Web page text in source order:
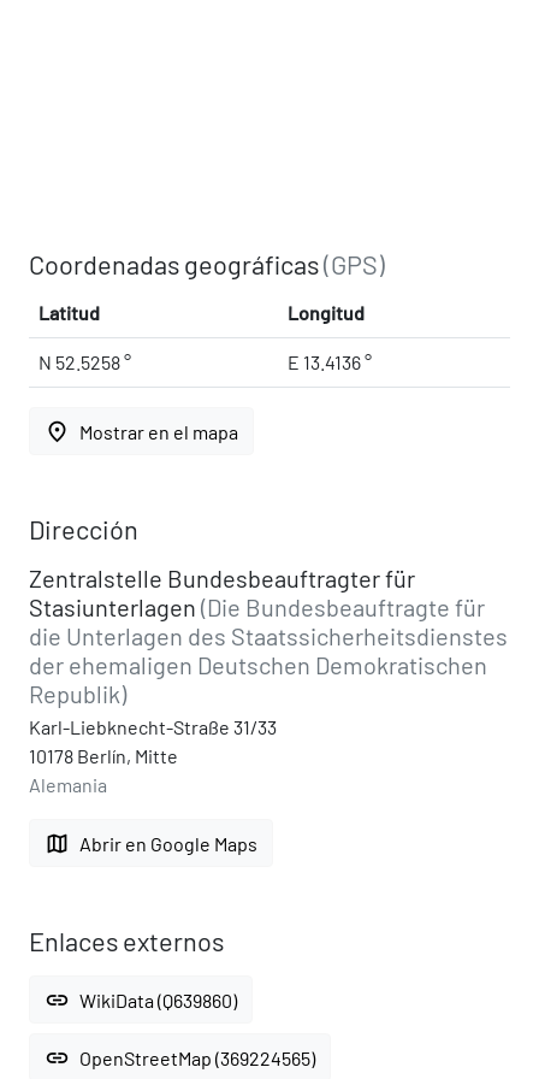
Coordenadas geográficas(GPS)
Latitud Longitud
N 52.5258 ° E 13.4136 °
place Mostrar en el mapa
Dirección
Zentralstelle Bundesbeauftragter für
Stasiunterlagen (Die Bundesbeauftragte für
die Unterlagen des Staatssicherheitsdienstes
der ehemaligen Deutschen Demokratischen
Republik)
Karl-Liebknecht-Straße 31/33
10178 Berlín, Mitte
Alemania
map Abrir en Google Maps
Enlaces externos
link WikiData (Q639860)
link OpenStreetMap (369224565)